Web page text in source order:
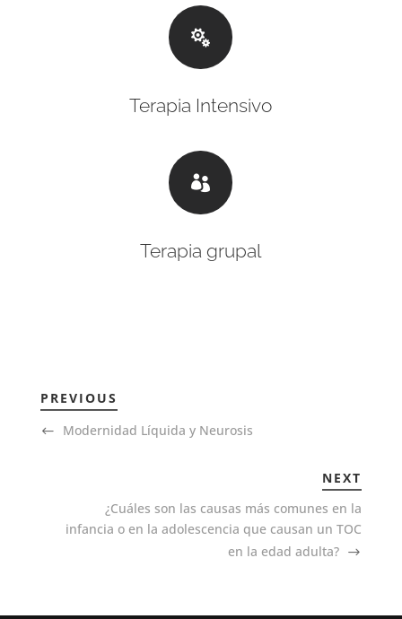

Terapia Intensivo

Terapia grupal
PREVIOUS
Modernidad Líquida y Neurosis
NEXT
¿Cuáles son las causas más comunes en la
infancia o en la adolescencia que causan un TOC
en la edad adulta?